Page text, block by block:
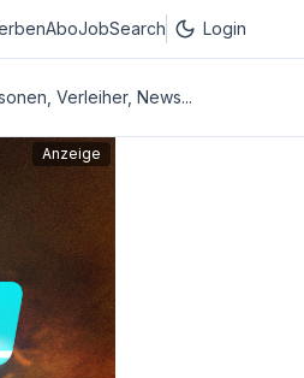
AboJobSearch Login
Verleiher, News...
Anzeige